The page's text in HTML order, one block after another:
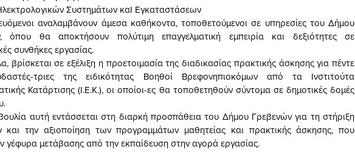
Συστημάτων καΙ Εγκαταστάσεων
αναλαμβάνουν άμεσα καθήκοντα, τοποθετούμενοι σε υπηρεσίες του Δήμου
όπου θα αποκτήσουν πολύτιμη επαγγελματική εμπειρία και δεξιότητες σε
συνθήκες εργασίας.
βρίσκεται σε εξέλιξη η προετοιμασία της διαδικασίας πρακτικής άσκησης για πέντε
τριες της ειδικότητας Βοηθοί Βρεφονηπιοκόμων από τα Ινστιτούτα
Κατάρτισης (Ι.Ε.Κ.), οι οποίοι-ες θα τοποθετηθούν σύντομα σε δημοτικές δομές
αυτή εντάσσεται στη διαρκή προσπάθεια του Δήμου Γρεβενών για τη στήριξη
την αξιοποίηση των προγραμμάτων μαθητείας και πρακτικής άσκησης, που
γέφυρα μετάβασης από την εκπαίδευση στην αγορά εργασίας.